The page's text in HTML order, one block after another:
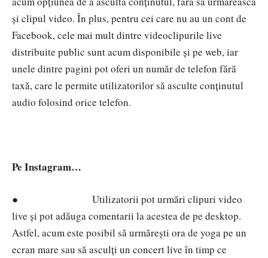
și clipul video. În plus, pentru cei care nu au un cont de
Facebook, cele mai mult dintre videoclipurile live
distribuite public sunt acum disponibile și pe web, iar
unele dintre pagini pot oferi un număr de telefon fără
taxă, care le permite utilizatorilor să asculte conținutul
audio folosind orice telefon.
Pe Instagram…
●
Utilizatorii pot urmări clipuri video
live și pot adăuga comentarii la acestea de pe desktop.
Astfel, acum este posibil să urmărești ora de yoga pe un
ecran mare sau să asculți un concert live în timp ce